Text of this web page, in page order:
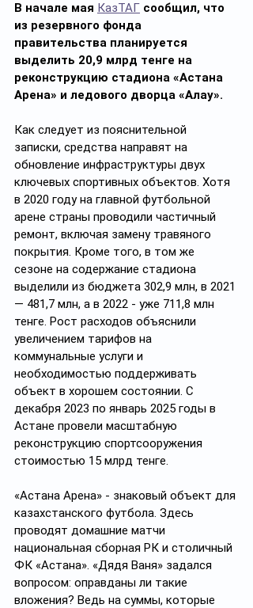
В начале мая КазТАГ сообщил, что
из резервного фонда
правительства планируется
выделить 20,9 млрд тенге на
реконструкцию стадиона «Астана
Арена» и ледового дворца «Алау».
Как следует из пояснительной
записки, средства направят на
обновление инфраструктуры двух
ключевых спортивных объектов. Хотя
в 2020 году на главной футбольной
арене страны проводили частичный
ремонт, включая замену травяного
покрытия. Кроме того, в том же
сезоне на содержание стадиона
выделили из бюджета 302,9 млн, в 2021
— 481,7 млн, а в 2022 - уже 711,8 млн
тенге. Рост расходов объяснили
увеличением тарифов на
коммунальные услуги и
необходимостью поддерживать
объект в хорошем состоянии. С
декабря 2023 по январь 2025 годы в
Астане провели масштабную
реконструкцию спортсооружения
стоимостью 15 млрд тенге.
«Астана Арена» - знаковый объект для
казахстанского футбола. Здесь
проводят домашние матчи
национальная сборная РК и столичный
ФК «Астана». «Дядя Ваня» задался
вопросом: оправданы ли такие
вложения? Ведь на суммы, которые